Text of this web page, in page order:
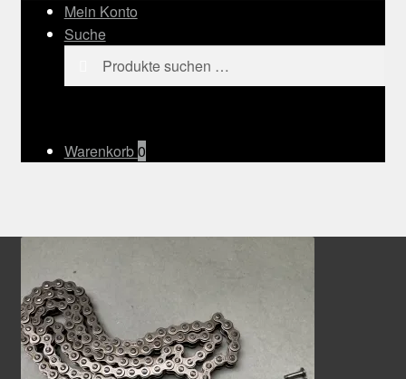
Mein Konto
Suche
Suchen
Suchen
Warenkorb0